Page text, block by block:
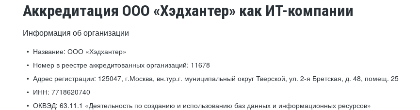
Аккредитация ООО «Хэдхантер» как ИТ-компании
Информация об организации
Название: ООО «Хэдхантер»
Номер в реестре аккредитованных организаций: 11678
Адрес регистрации: 125047, г.Москва, вн.тур.г. муниципальный округ Тверской, ул. 2-я Бретская, д. 48, помещ. 25
ИНН: 7718620740
ОКВЭД: 63.11.1 «Деятельность по созданию и использованию баз данных и информационных ресурсов»